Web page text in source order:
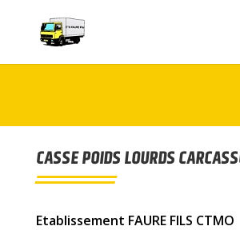
CASSE POIDS LOURDS
Etablissement FAURE FILS CTMO